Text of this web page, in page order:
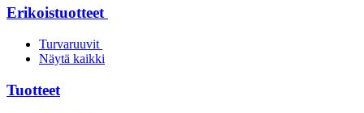
Erikoistuotteet
Turvaruuvit
Näytä kaikki
Tuotteet